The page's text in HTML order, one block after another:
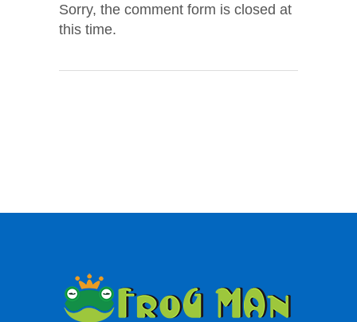
Sorry, the comment form is closed at
this time.